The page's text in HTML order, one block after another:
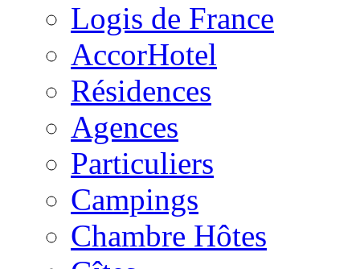
Logis de France
AccorHotel
Résidences
Agences
Particuliers
Campings
Chambre Hôtes